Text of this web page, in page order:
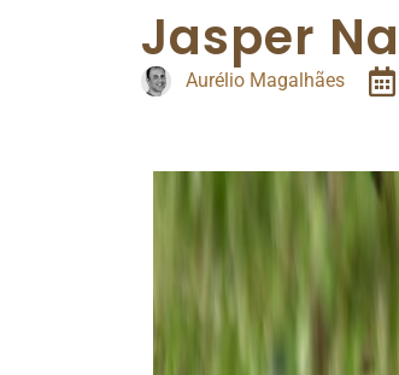
Jasper
Aurélio Magalhães